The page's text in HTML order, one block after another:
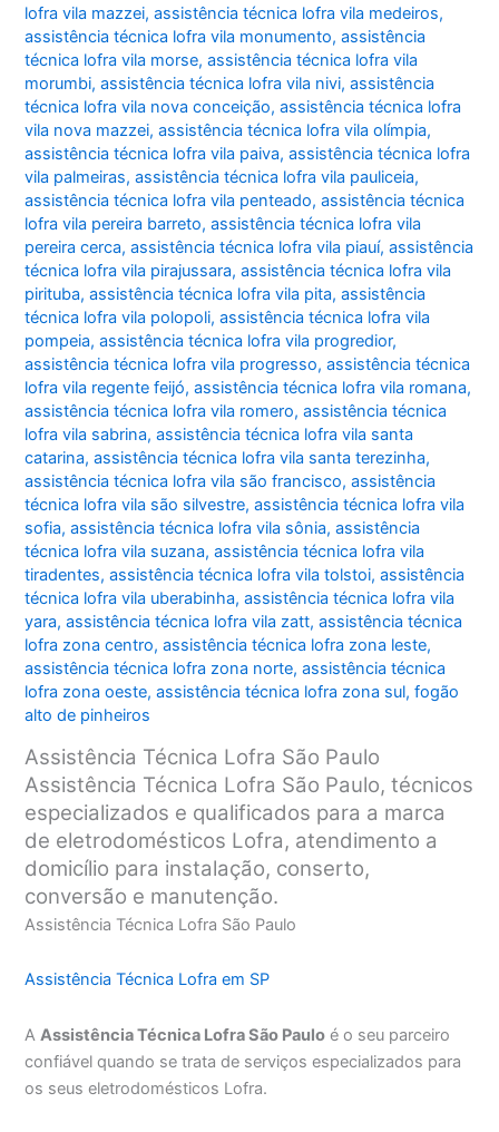
lofra vila mazzei,assistência técnica lofra vila medeiros,
assistência técnica lofra vila monumento,assistência
técnica lofra vila morse,assistência técnica lofra vila
morumbi,assistência técnica lofra vila nivi,assistência
técnica lofra vila nova conceição,assistência técnica lofra
vila nova mazzei,assistência técnica lofra vila olímpia,
assistência técnica lofra vila paiva,assistência técnica lofra
vila palmeiras,assistência técnica lofra vila pauliceia,
assistência técnica lofra vila penteado,assistência técnica
lofra vila pereira barreto,assistência técnica lofra vila
pereira cerca,assistência técnica lofra vila piauí,assistência
técnica lofra vila pirajussara,assistência técnica lofra vila
pirituba,assistência técnica lofra vila pita,assistência
técnica lofra vila polopoli,assistência técnica lofra vila
pompeia,assistência técnica lofra vila progredior,
assistência técnica lofra vila progresso,assistência técnica
lofra vila regente feijó,assistência técnica lofra vila romana,
assistência técnica lofra vila romero,assistência técnica
lofra vila sabrina,assistência técnica lofra vila santa
catarina,assistência técnica lofra vila santa terezinha,
assistência técnica lofra vila são francisco,assistência
técnica lofra vila são silvestre,assistência técnica lofra vila
sofia,assistência técnica lofra vila sônia,assistência
técnica lofra vila suzana,assistência técnica lofra vila
tiradentes,assistência técnica lofra vila tolstoi,assistência
técnica lofra vila uberabinha,assistência técnica lofra vila
yara,assistência técnica lofra vila zatt,assistência técnica
lofra zona centro,assistência técnica lofra zona leste,
assistência técnica lofra zona norte,assistência técnica
lofra zona oeste,assistência técnica lofra zona sul,fogão
alto de pinheiros
Assistência Técnica Lofra São Paulo
Assistência Técnica Lofra São Paulo, técnicos
especializados e qualificados para a marca
de eletrodomésticos Lofra, atendimento a
domicílio para instalação, conserto,
conversão e manutenção.
Assistência Técnica Lofra São Paulo
Assistência Técnica Lofra em SP
AAssistência Técnica Lofra São Paulo é o seu parceiro
confiável quando se trata de serviços especializados para
os seus eletrodomésticos Lofra.